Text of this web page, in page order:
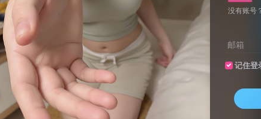
易付通 站长工具-站长之家
没有账号
邮箱
记住登